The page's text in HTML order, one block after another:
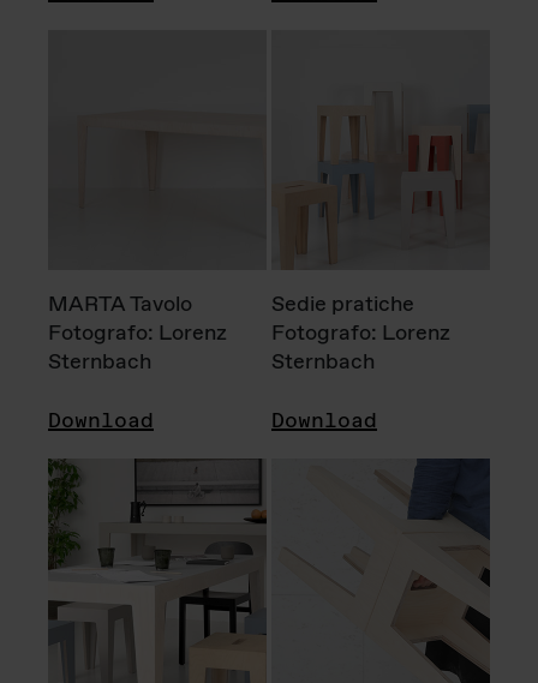
MARTA Tavolo
Fotografo: Lorenz
Sternbach
Download
Sedie pratiche
Fotografo: Lorenz
Sternbach
Download